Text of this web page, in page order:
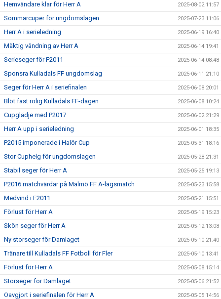
Hemvändare klar för Herr A 2025-08-02 11:57
Sommarcuper för ungdomslagen 2025-07-23 11:06
Herr A i serieledning 2025-06-19 16:40
Mäktig vändning av Herr A 2025-06-14 19:41
Serieseger för F2011 2025-06-14 08:48
Sponsra Kulladals FF ungdomslag 2025-06-11 21:10
Seger för Herr A i seriefinalen 2025-06-08 20:01
Blöt fast rolig Kulladals FF-dagen 2025-06-08 10:24
Cupglädje med P2017 2025-06-02 21:29
Herr A upp i serieledning 2025-06-01 18:35
P2015 imponerade i Halör Cup 2025-05-31 18:16
Stor Cuphelg för ungdomslagen 2025-05-28 21:31
Stabil seger för Herr A 2025-05-25 19:13
P2016 matchvärdar på Malmö FF A-lagsmatch 2025-05-23 15:58
Medvind i F2011 2025-05-21 15:51
Förlust för Herr A 2025-05-19 15:23
Skön seger för Herr A 2025-05-12 13:08
Ny storseger för Damlaget 2025-05-10 21:40
Tränare till Kulladals FF Fotboll för Fler 2025-05-10 13:41
Förlust för Herr A 2025-05-08 15:14
Storseger för Damlaget 2025-05-06 21:52
Oavgjort i seriefinalen för Herr A 2025-05-05 14:56